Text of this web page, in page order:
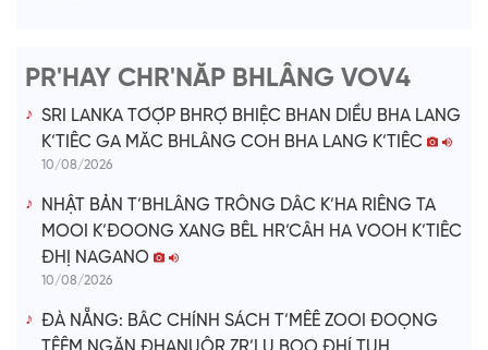
e
o
PR'HAY CHR'NĂP BHLÂNG VOV4
SRI LANKA TƠỢP BHRỢ BHIỆC BHAN DIỀU BHA LANG
K’TIÊC GA MĂC BHLÂNG COH BHA LANG K’TIÊC
10/08/2026
NHẬT BẢN T’BHLÂNG TRÔNG DÂC K’HA RIÊNG TA
MOOI K’ĐOONG XANG BÊL HR’CÂH HA VOOH K’TIÊC
ĐHỊ NAGANO
10/08/2026
ĐÀ NẴNG: BÂC CHÍNH SÁCH T’MÊÊ ZOOI ĐOỌNG